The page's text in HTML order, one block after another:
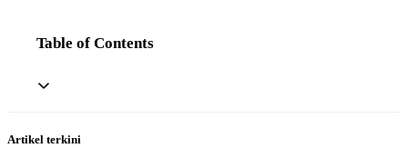
Table of Contents
Artikel terkini